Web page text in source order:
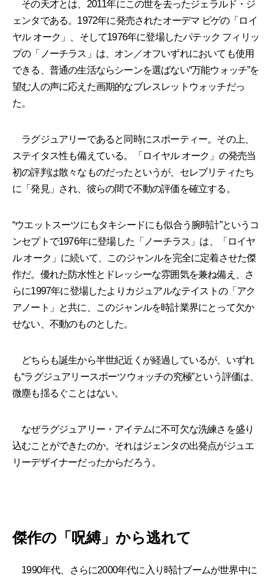
その天才とは、2011年にこの世を去ったジェラルド・ジ
ェンタである。1972年に発売されたオーデマ ピゲの「ロイ
ヤル オーク」、そして1976年に登場したパテック フィリッ
プの「ノーチラス」は、オン／オフいずれにおいても使用
できる、普通の生活ならシーンを選ばない“万能ウォッチ”を
望む人の声に応えた画期的なブレスレットウォッチだっ
た。
ラグジュアリーであると同時にスポーティー。その上、
ステイタス性も備えている。「ロイヤル オーク」の発売当
初の評判は散々なものだったというが、セレブリティたち
に「発見」され、彼らの間で不動の評価を確立する。
“ウエットスーツにもタキシードにも似合う腕時計”というコ
ンセプトで1976年に登場した「ノーチラス」は、「ロイヤ
ル オーク」に続いて、このジャンルを完全に定着させた傑
作だ。優れた防水性とドレッシーな雰囲気を兼ね備え、さ
らに1997年に登場したよりカジュアルなテイストの「アク
アノート」と共に、このジャンルを時計業界にとって欠か
せない、不動のものとした。
どちらも誕生から半世紀近くが経過しているが、いずれ
も“ラグジュアリースポーツウォッチの究極”という評価は、
微塵も揺るぐことはない。
なぜラグジュアリー・アイテムに不可欠な洗練さを盛り
込むことができたのか。それはジェンタの出発点がジュエ
リーデザイナーだったからだろう。
傑作の「呪縛」から逃れて
1990年代、さらに2000年代に入り時計ブームが世界中に